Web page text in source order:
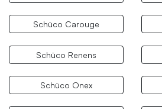
Schüco Carouge
Schüco Renens
Schüco Onex